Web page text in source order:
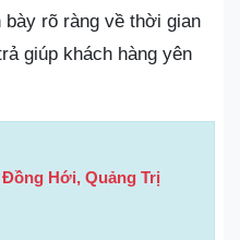
rõ ràng về thời gian
giúp khách hàng yên
Hới, Quảng Trị